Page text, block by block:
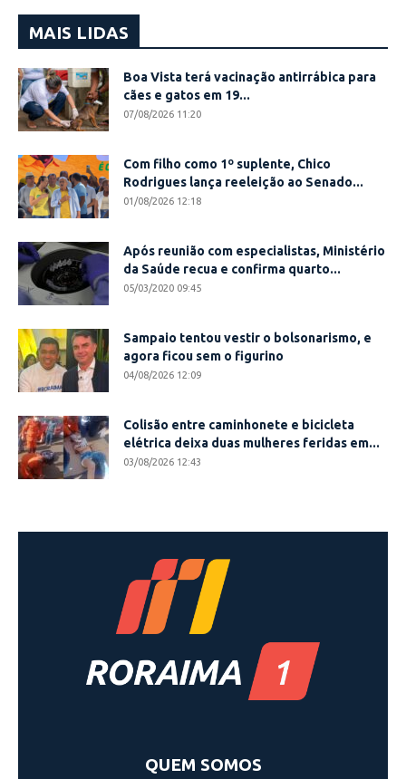
MAIS LIDAS
Boa Vista terá vacinação antirrábica para
cães e gatos em 19...
07/08/2026 11:20
Com filho como 1º suplente, Chico
Rodrigues lança reeleição ao Senado...
01/08/2026 12:18
Após reunião com especialistas, Ministério
da Saúde recua e confirma quarto...
05/03/2020 09:45
Sampaio tentou vestir o bolsonarismo, e
agora ficou sem o figurino
04/08/2026 12:09
Colisão entre caminhonete e bicicleta
elétrica deixa duas mulheres feridas em...
03/08/2026 12:43
QUEM SOMOS